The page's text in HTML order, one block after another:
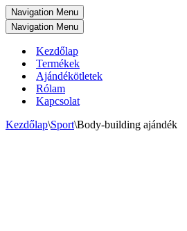
Navigation Menu
Navigation Menu
Kezdőlap
Termékek
Ajándékötletek
Rólam
Kapcsolat
Kezdőlap\Sport\Body-building ajándék